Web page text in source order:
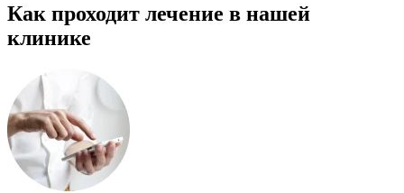
Как проходит лечение в нашей
клинике